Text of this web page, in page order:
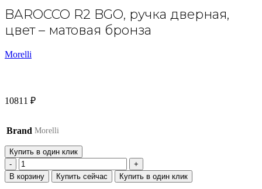
BAROCCO R2 BGO, ручка дверная,
цвет – матовая бронза
Morelli
10811 ₽
Brand Morelli
Купить в один клик
Количество
товара
BAROCCO
В корзину Купить сейчас Купить в один клик